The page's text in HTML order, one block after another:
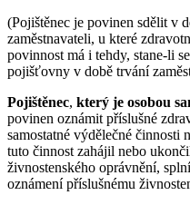
(Pojištěnec je povinen sdělit v
zaměstnavateli, u které
povinnost má i tehdy, stane-li
pojišťovny v době trvání
Pojištěnec, který je osobou
povinen oznámit příslušné
samostatné výdělečné činnosti
tuto činnost zahájil nebo
živnostenského oprávnění,
oznámení příslušnému